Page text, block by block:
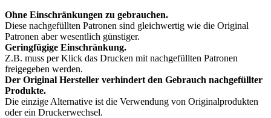
Ohne Einschränkungen zu gebrauchen.
Diese nachgefüllten Patronen sind gleichwertig wie die Original
Patronen aber wesentlich günstiger.
Geringfügige Einschränkung.
Z.B. muss per Klick das Drucken mit nachgefüllten Patronen
freigegeben werden.
Der Original Hersteller verhindert den Gebrauch nachgefüllter
Produkte.
Die einzige Alternative ist die Verwendung von Originalprodukten
oder ein Druckerwechsel.